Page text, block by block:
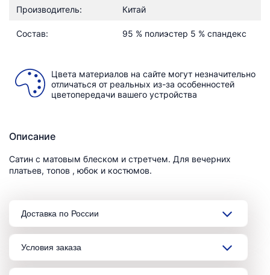
Производитель: Китай
Состав: 95 % полиэстер 5 % спандекс
Цвета материалов на сайте могут незначительно
отличаться от реальных из-за особенностей
цветопередачи вашего устройства
Описание
Сатин с матовым блеском и стретчем. Для вечерних
платьев, топов , юбок и костюмов.
Доставка по России
Условия заказа